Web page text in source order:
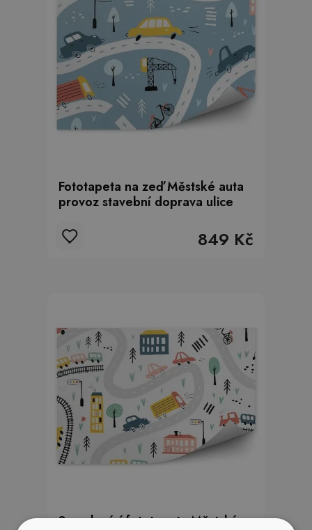
Fototapeta na zeď Městské auta
provoz stavební doprava ulice
849 Kč
Samolepící fototapeta Městský